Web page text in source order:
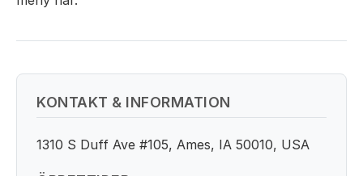
KONTAKT & INFORMATION
1310 S Duff Ave #105, Ames, IA 50010, USA